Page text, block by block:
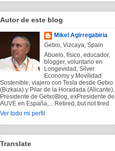
Autor de este blog
Mikel Agirregabiria
Getxo, Vizcaya, Spain
Abuelo, físico, educador,
blogger, voluntario en
Longevidad, Silver
Economy y Movilidad
Sostenible, viajero con Tesla desde Getxo
(Bizkaia) y Pilar de la Horadada (Alicante),
Presidente de GetxoBlog, exPresidente de
AUVE en España,... Retired, but not tired.
Ver todo mi perfil
Translate